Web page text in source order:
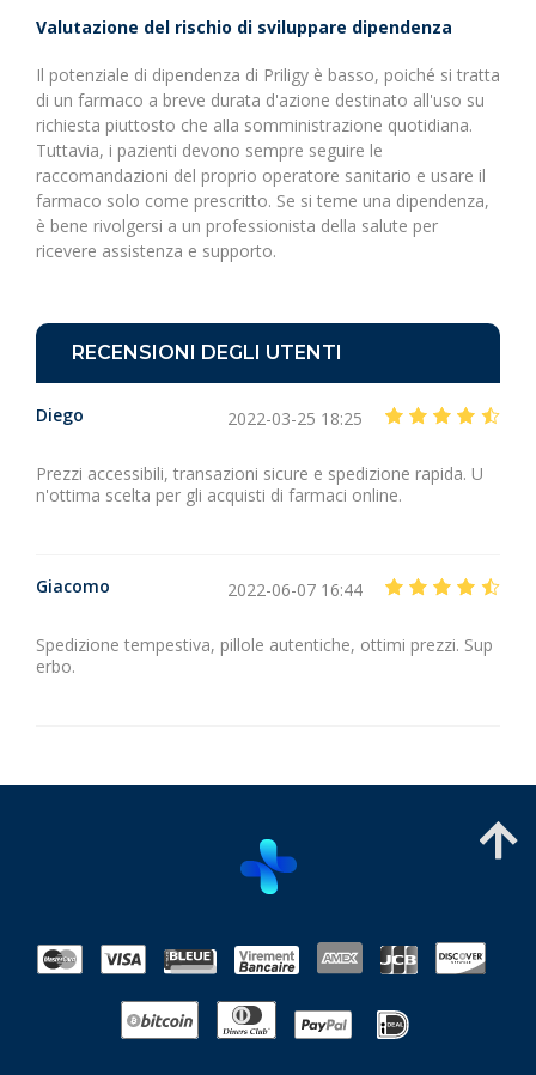
Valutazione del rischio di sviluppare dipendenza
Il potenziale di dipendenza di Priligy è basso, poiché si tratta
di un farmaco a breve durata d'azione destinato all'uso su
richiesta piuttosto che alla somministrazione quotidiana.
Tuttavia, i pazienti devono sempre seguire le
raccomandazioni del proprio operatore sanitario e usare il
farmaco solo come prescritto. Se si teme una dipendenza,
è bene rivolgersi a un professionista della salute per
ricevere assistenza e supporto.
RECENSIONI DEGLI UTENTI
Diego 2022-03-25 18:25
Prezzi accessibili, transazioni sicure e spedizione rapida. U
n'ottima scelta per gli acquisti di farmaci online.
Giacomo 2022-06-07 16:44
Spedizione tempestiva, pillole autentiche, ottimi prezzi. Sup
erbo.